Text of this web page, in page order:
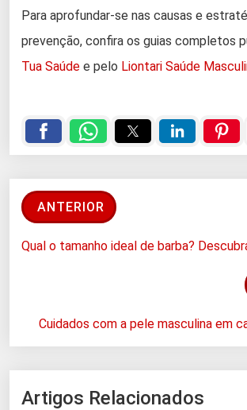
Para aprofundar-se nas causas e
prevenção, confira os guias completos
Tua Saúde e pelo Liontari Saúde
ANTERIOR
Qual o tamanho ideal de barba?
Cuidados com a pele masculina em
Artigos Relacionados